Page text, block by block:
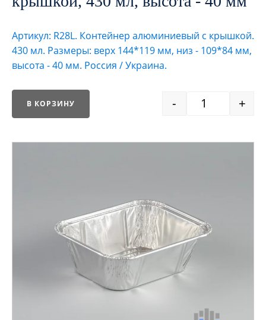
Артикул: R28L. Контейнер алюминиевый с крышкой.
430 мл. Размеры: верх 144*119 мм, низ - 109*84 мм,
высота - 40 мм. Россия / Украина.
- +
В КОРЗИНУ